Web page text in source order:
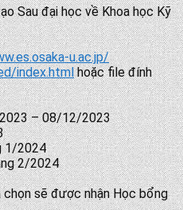
Sau đại học về Khoa học Kỹ
u.ac.jp/
index.htmlhoặc file đính
– 08/12/2023
1/2024
2/2024
sẽ được nhận Học bổng